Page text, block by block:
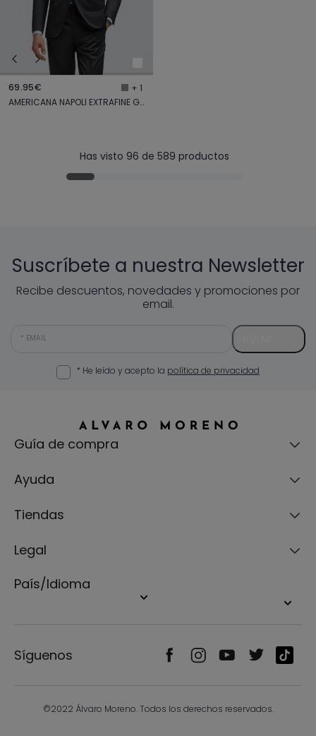
69.95€
+ 1
AMERICANA NAPOLI EXTRAFINE GRIS
Has visto 96 de 589 productos
Suscríbete a nuestra Newsletter
Recibe descuentos, novedades y promociones por
email.
EMAIL
* He leído y acepto la política de privacidad
Guía de compra
Ayuda
Tiendas
Legal
País/Idioma
Síguenos
©2022 Álvaro Moreno. Todos los derechos reservados.